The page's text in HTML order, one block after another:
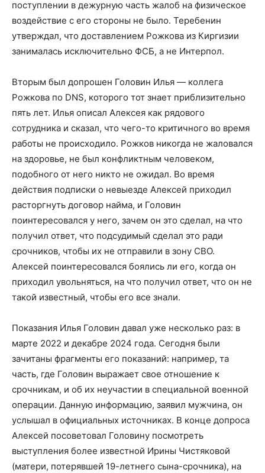
поступлении в дежурную часть жалоб на физическое
воздействие с его стороны не было. Теребенин
утверждал, что доставлением Рожкова из Киргизии
занималась исключительно ФСБ, а не Интерпол.
Вторым был допрошен Головин Илья — коллега
Рожкова по DNS, которого тот знает приблизительно
пять лет. Илья описал Алексея как рядового
сотрудника и сказал, что чего-то критичного во время
работы не происходило. Рожков никогда не жаловался
на здоровье, не был конфликтным человеком,
подобного от него никто не ожидал. Во время
действия подписки о невыезде Алексей приходил
расторгнуть договор найма, и Головин
поинтересовался у него, зачем он это сделал, на что
получил ответ, что подсудимый сделал это ради
срочников, чтобы их не отправили в зону СВО.
Алексей поинтересовался боялись ли его, когда он
приходил увольняться, на что получил ответ, что он не
такой известный, чтобы его все знали.
Показания Илья Головин давал уже несколько раз: в
марте 2022 и декабре 2024 года. Сегодня были
зачитаны фрагменты его показаний: например, та
часть, где Головин выражает свое отношение к
срочникам, и об их неучастии в специальной военной
операции. Данную информацию, заявил мужчина, он
услышал в официальных источниках. В конце допроса
Алексей посоветовал Головину посмотреть
выступления более известной Ирины Чистяковой
(матери, потерявшей 19-летнего сына-срочника), на